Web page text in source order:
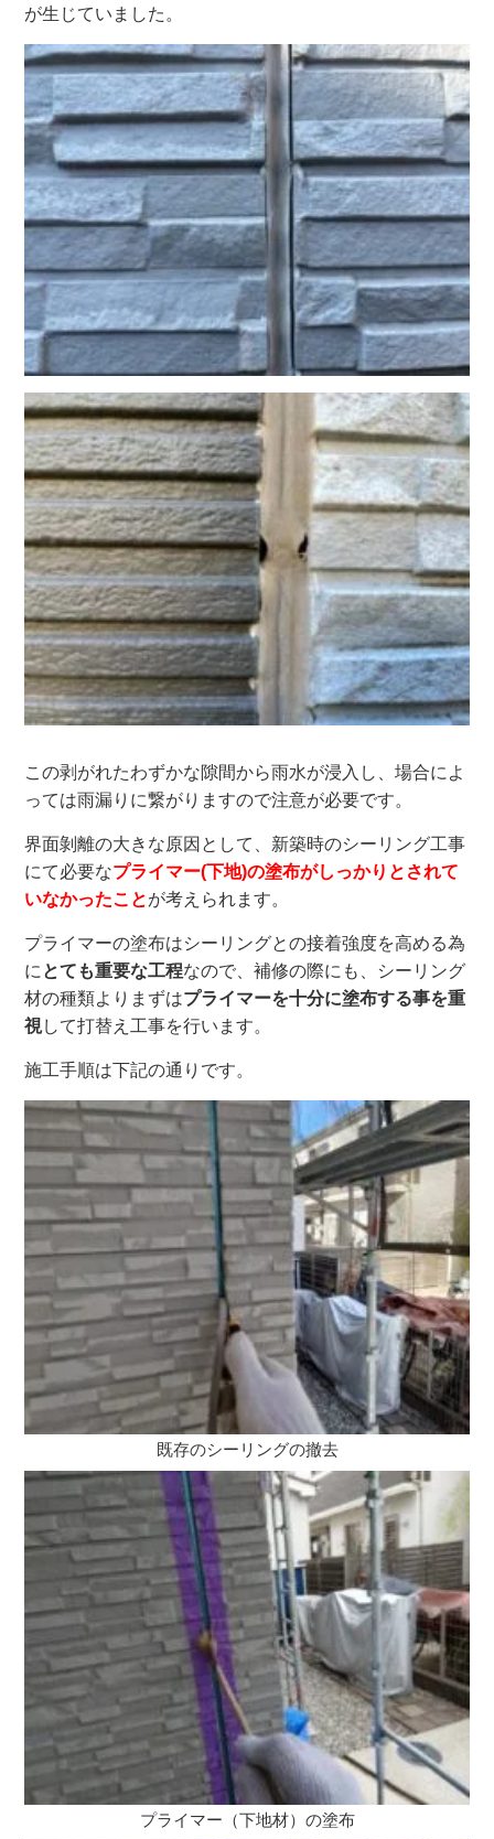
が生じていました。
この剥がれたわずかな隙間から雨水が浸入し、場合によ
っては雨漏りに繋がりますので注意が必要です。
界面剝離の大きな原因として、新築時のシーリング工事
にて必要なプライマー(下地)の塗布がしっかりとされて
いなかったことが考えられます。
プライマーの塗布はシーリングとの接着強度を高める為
に とても重要な工程なので、補修の際にも、シーリング
材の種類よりまずはプライマーを十分に塗布する事を重
視して打替え工事を行います。
施工手順は下記の通りです。
既存のシーリングの撤去
プライマー（下地材）の塗布